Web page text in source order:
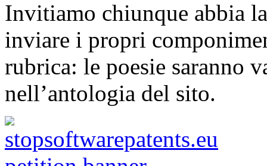
Invitiamo chiunque abbia
inviare i propri
rubrica: le poesie saranno
nell’antologia del sito.